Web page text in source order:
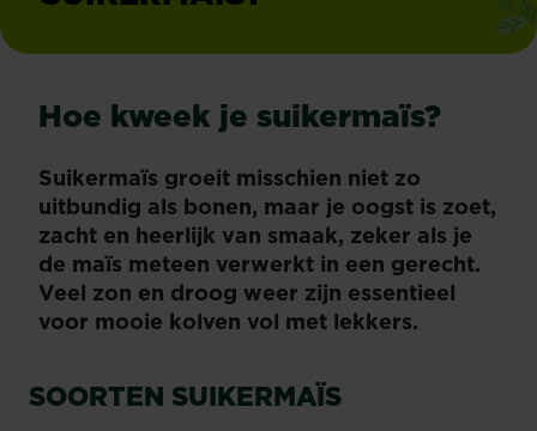
Hoe kweek je suikermaïs?
Suikermaïs groeit misschien niet zo
uitbundig als bonen, maar je oogst is zoet,
zacht en heerlijk van smaak, zeker als je
de maïs meteen verwerkt in een gerecht.
Veel zon en droog weer zijn essentieel
voor mooie kolven vol met lekkers.
SOORTEN SUIKERMAÏS